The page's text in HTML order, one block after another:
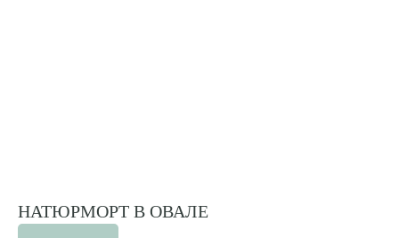
НАТЮРМОРТ В ОВАЛЕ